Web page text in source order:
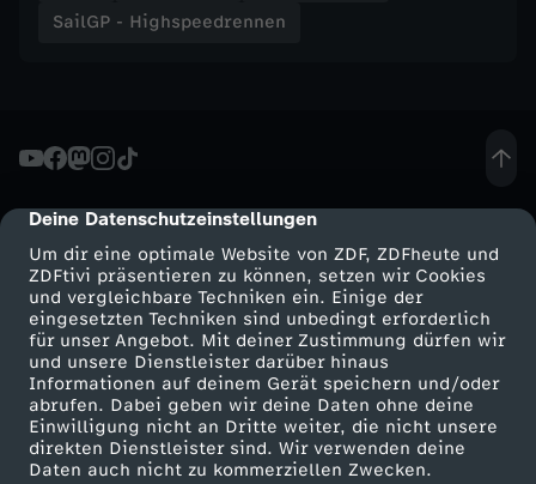
cmp-dialog-description
Deine Datenschutzeinstellungen
Um dir eine optimale Website von ZDF, ZDFheute und
ZDFtivi präsentieren zu können, setzen wir Cookies
und vergleichbare Techniken ein. Einige der
eingesetzten Techniken sind unbedingt erforderlich
für unser Angebot. Mit deiner Zustimmung dürfen wir
und unsere Dienstleister darüber hinaus
Informationen auf deinem Gerät speichern und/oder
abrufen. Dabei geben wir deine Daten ohne deine
Einwilligung nicht an Dritte weiter, die nicht unsere
direkten Dienstleister sind. Wir verwenden deine
Daten auch nicht zu kommerziellen Zwecken.
SailGP - Highspeedrennen
Mehr ZDF
ZDF-Apps
Smart TV
ZDFtext
Service
ZDFmitreden
Kontakt zum ZDF
Tickets